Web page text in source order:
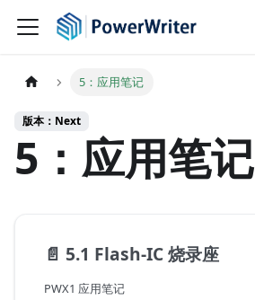
5：应用笔记
版本：Next
5：应用笔记
📄️ 5.1 Flash-IC 烧录座
PWX1 应用笔记